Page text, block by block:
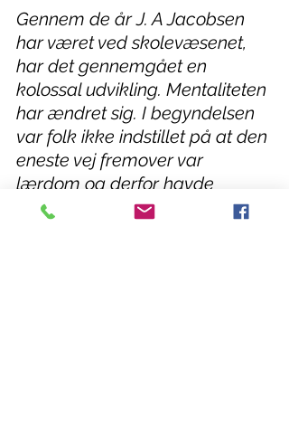
Gennem de år J. A Jacobsen
har været ved skolevæsenet,
har det gennemgået en
kolossal udvikling. Mentaliteten
har ændret sig. I begyndelsen
var folk ikke indstillet på at den
eneste vej fremover var
lærdom og derfor havde
mange børn vanskeligt ved at